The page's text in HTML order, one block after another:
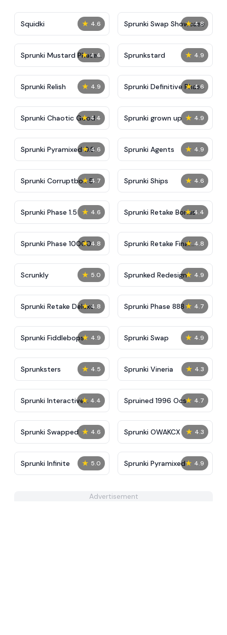
★ 4.6
Squidki ★ 4.8
Sprunki Swap Showcase
★ 4.4
Sprunki Mustard Phase
2
★ 4.9
Sprunkstard
★ 4.9
Sprunki Relish ★ 4.6
Sprunki Definitive Phase
7
★ 4.4
Sprunki Chaotic Good ★ 4.9
Sprunki grown up
★ 4.6
Sprunki Pyramixed 0.9 ★ 4.9
Sprunki Agents
★ 4.7
Sprunki Corruptbox 5 ★ 4.6
Sprunki Ships
★ 4.6
Sprunki Phase 1.5 ★ 4.4
Sprunki Retake Bonus
★ 4.8
Sprunki Phase 10000 ★ 4.8
Sprunki Retake Final
Update
★ 5.0
Scrunkly ★ 4.9
Sprunked Redesign
★ 4.8
Sprunki Retake Deluxe ★ 4.7
Sprunki Phase 888
★ 4.9
Sprunki Fiddlebops ★ 4.9
Sprunki Swap
★ 4.5
Sprunksters ★ 4.3
Sprunki Vineria
★ 4.4
Sprunki Interactive
Tunner
★ 4.7
Spruined 1996 Ocs​
★ 4.6
Sprunki Swapped ★ 4.3
Sprunki OWAKCX
★ 5.0
Sprunki Infinite ★ 4.9
Sprunki Pyramixed
Advertisement